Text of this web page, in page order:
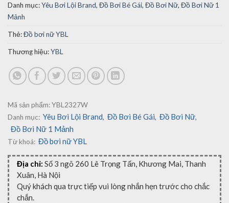
Danh mục:Yêu Bơi Lội Brand, Đồ Bơi Bé Gái, Đồ Bơi Nữ, Đồ Bơi Nữ 1
Mảnh
Thẻ:Đồ bơi nữ YBL
Thương hiệu:YBL
Mã sản phẩm:YBL2327W
Danh mục: Yêu Bơi Lội Brand, Đồ Bơi Bé Gái, Đồ Bơi Nữ,
Đồ Bơi Nữ 1 Mảnh
Từ khoá: Đồ bơi nữ YBL
Địa chỉ: Số 3 ngõ 260 Lê Trọng Tấn, Khương Mai, Thanh
Xuân, Hà Nội
Quý khách qua trực tiếp vui lòng nhắn hẹn trước cho chắc
chắn.